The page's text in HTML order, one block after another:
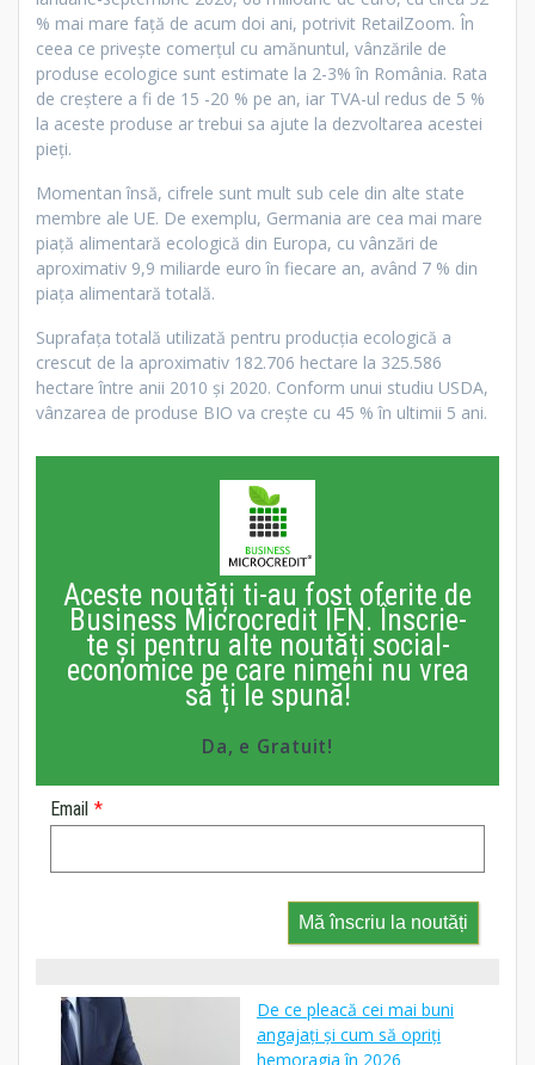
% mai mare față de acum doi ani, potrivit RetailZoom. În
ceea ce privește comerțul cu amănuntul, vânzările de
produse ecologice sunt estimate la 2-3% în România. Rata
de creștere a fi de 15 -20 % pe an, iar TVA-ul redus de 5 %
la aceste produse ar trebui sa ajute la dezvoltarea acestei
pieți.
Momentan însă, cifrele sunt mult sub cele din alte state
membre ale UE. De exemplu, Germania are cea mai mare
piață alimentară ecologică din Europa, cu vânzări de
aproximativ 9,9 miliarde euro în fiecare an, având 7 % din
piața alimentară totală.
Suprafața totală utilizată pentru producția ecologică a
crescut de la aproximativ 182.706 hectare la 325.586
hectare între anii 2010 și 2020. Conform unui studiu USDA,
vânzarea de produse BIO va crește cu 45 % în ultimii 5 ani.
Aceste noutăți ti-au fost oferite de
Business Microcredit IFN. Înscrie-
te și pentru alte noutăți social-
economice pe care nimeni nu vrea
să ți le spună!
Da, e Gratuit!
Email *
Mă înscriu la noutăți
De ce pleacă cei mai buni
angajați și cum să opriți
hemoragia în 2026